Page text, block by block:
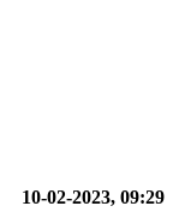
10-02-2023, 09:29